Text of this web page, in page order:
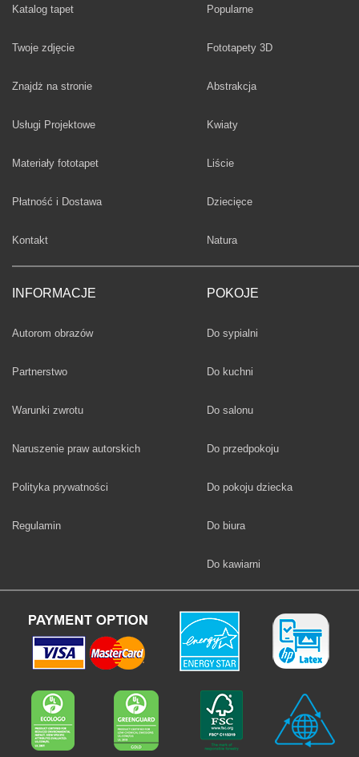
Katalog tapet
Twoje zdjęcie
Znajdż na stronie
Usługi Projektowe
Materiały fototapet
Płatność i Dostawa
Kontakt
INFORMACJE
Autorom obrazów
Partnerstwo
Warunki zwrotu
Naruszenie praw autorskich
Polityka prywatności
Regulamin
Fototapety
Popularne
Fototapety 3D
Fototapety
Abstrakcja
Fototapety
Kwiaty
Fototapety
Liście
Fototapety
Dziecięce
Fototapety
Natura
POKOJE
Fototapety
Do sypialni
Fototapety
Do kuchni
Fototapety
Do salonu
Fototapety
Do przedpokoju
Fototapety
Do pokoju dziecka
Fototapety
Do biura
Fototapety
Do kawiarni